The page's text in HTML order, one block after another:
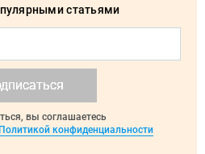
статьями
вы соглашаетесь
Политикой конфиденциальности